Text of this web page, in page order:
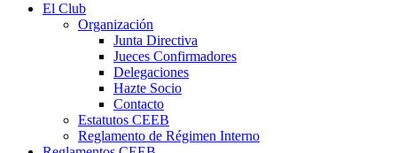
El Club
Organización
Junta Directiva
Jueces Confirmadores
Delegaciones
Hazte Socio
Contacto
Estatutos CEEB
Reglamento de Régimen Interno